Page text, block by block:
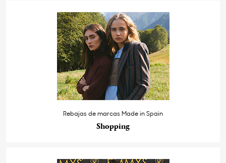
Rebajas de marcas Made in Spain
Shopping